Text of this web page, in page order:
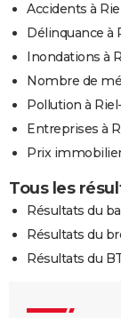
Accidents à
Délinquance à
Inondations à
Nombre de
Pollution à
Entreprises à
Prix
Tous les
Résultats du
Résultats du
Résultats du